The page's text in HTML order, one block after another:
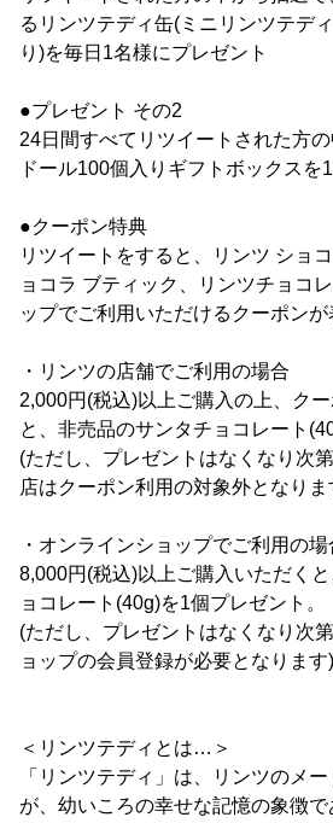
るリンツテディ缶(ミニリンツテデ
り)を毎日1名様にプレゼント
●プレゼント その2
24日間すべてリツイートされた方
ドール100個入りギフトボックスを
●クーポン特典
リツイートをすると、リンツ ショ
ョコラ ブティック、リンツチョコ
ップでご利用いただけるクーポンが
・リンツの店舗でご利用の場合
2,000円(税込)以上ご購入の上、ク
と、非売品のサンタチョコレート
(ただし、プレゼントはなくなり次
店はクーポン利用の対象外となりま
・オンラインショップでご利用の場
8,000円(税込)以上ご購入いただく
ョコレート(40g)を1個プレゼント。
(ただし、プレゼントはなくなり次
ョップの会員登録が必要となります)
＜リンツテディとは…＞
「リンツテディ」は、リンツのメ
が、幼いころの幸せな記憶の象徴